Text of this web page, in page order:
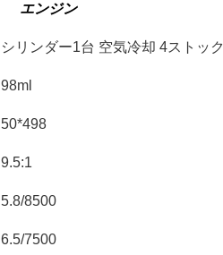
エンジン
シリンダー1台 空気冷却 4ストック
98ml
50*498
9.5:1
5.8/8500
6.5/7500